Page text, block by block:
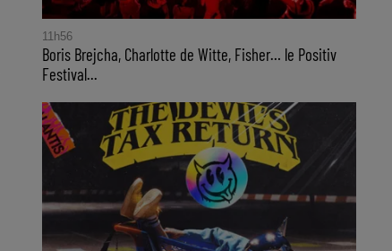
11h56
Boris Brejcha, Charlotte de Witte, Fisher… le Positiv
Festival...